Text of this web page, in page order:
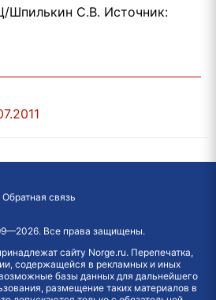
Шпилькин С.В. Источник:
Обратная связь
Все права защищены.
сайту Norge.ru. Перепечатка,
содержащейся в рекламных и иных
базы данных для дальнейшего
размещение таких материалов в